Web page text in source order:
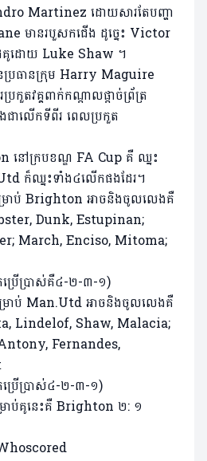
Martinez ដោយសារតែបញ្ហា
មានរបួសកជើង ដូច្នេះ Victor
គូដោយ Luke Shaw ។
ប្រធានក្រុម Harry Maguire
រកួតវគ្គពាក់កណ្តាលផ្តាច់ព្រ័ត្រ
ាលើកទីពីរ ពេលប្រកួត
នៅក្របខណ្ឌ FA Cup គឺ ឈ្នះ
ក៏ឈ្នះទាំង៤លើកផងដែរ។
ាប់ Brighton អាចនិងចូលលេងគឺ
Dunk, Estupinan;
March, Enciso, Mitoma;
រើប្រាស់គឺ៤-២-៣-១)
ាប់ Man.Utd អាចនិងចូលលេងគឺ
Lindelof, Shaw, Malacia;
Fernandes,
រើប្រាស់៤-២-៣-១)
ប់គូនេះគឺ Brighton ២: ១